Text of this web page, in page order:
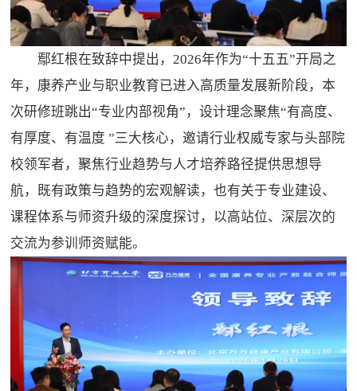
鄢红根在致辞中提出，2026年作为“十五五”开局之
年，康养产业与职业教育已进入高质量发展新阶段，本
次研修班跳出“专业内部视角”，设计理念聚焦“有高度、
有厚度、有温度 ”三大核心，邀请行业权威专家与头部院
校领军者，聚焦行业趋势与人才培养路径提供思想导
航，既有政策与趋势的宏观解读，也有关于专业建设、
课程体系与师资升级的深度探讨，以高站位、深层次的
交流为参训师资赋能。